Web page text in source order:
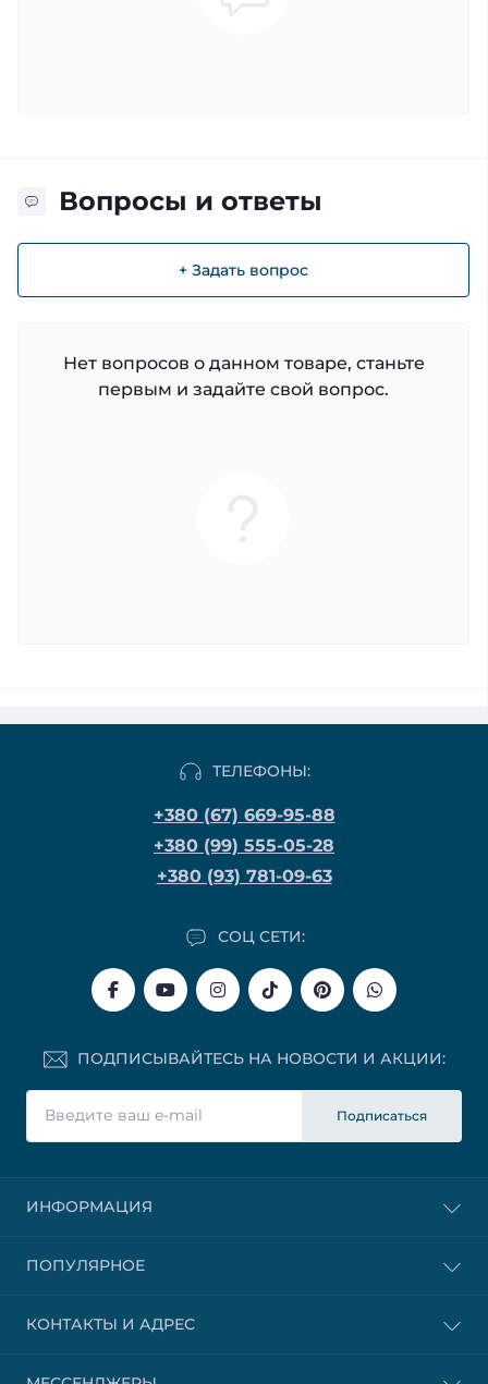
Вопросы и ответы
+ Задать вопрос
Нет вопросов о данном товаре, станьте
первым и задайте свой вопрос.
ТЕЛЕФОНЫ:
+380 (67) 669-95-88
+380 (99) 555-05-28
+380 (93) 781-09-63
СОЦ СЕТИ:
ПОДПИСЫВАЙТЕСЬ НА НОВОСТИ И АКЦИИ:
Подписаться
ИНФОРМАЦИЯ
ПОПУЛЯРНОЕ
КОНТАКТЫ И АДРЕС